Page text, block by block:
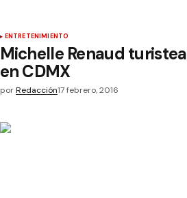
ENTRETENIMIENTO
Michelle Renaud turistea
en CDMX
por Redacción17 febrero, 2016